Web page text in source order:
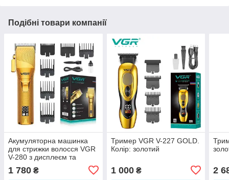
Подібні товари компанії
Акумуляторна машинка
для стрижки волосся VGR
V-280 з дисплеєм та
насадками якісна. Колір:
золотий
1 780 ₴
Тример VGR V-227 GOLD.
Колір: золотий
1 000₴ 2